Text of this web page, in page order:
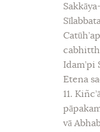
Idam’pi
Etena
11.
vā